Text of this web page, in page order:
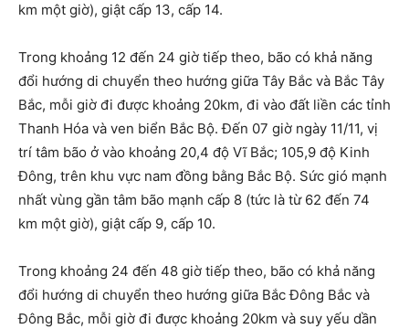
km một giờ), giật cấp 13, cấp 14.
Trong khoảng 12 đến 24 giờ tiếp theo, bão có khả năng
đổi hướng di chuyển theo hướng giữa Tây Bắc và Bắc Tây
Bắc, mỗi giờ đi được khoảng 20km, đi vào đất liền các tỉnh
Thanh Hóa và ven biển Bắc Bộ. Đến 07 giờ ngày 11/11, vị
trí tâm bão ở vào khoảng 20,4 độ Vĩ Bắc; 105,9 độ Kinh
Đông, trên khu vực nam đồng bằng Bắc Bộ. Sức gió mạnh
nhất vùng gần tâm bão mạnh cấp 8 (tức là từ 62 đến 74
km một giờ), giật cấp 9, cấp 10.
Trong khoảng 24 đến 48 giờ tiếp theo, bão có khả năng
đổi hướng di chuyển theo hướng giữa Bắc Đông Bắc và
Đông Bắc, mỗi giờ đi được khoảng 20km và suy yếu dần